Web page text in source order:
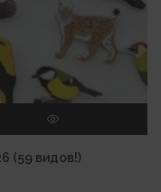
ПРОСМОТР
(59 видов!)